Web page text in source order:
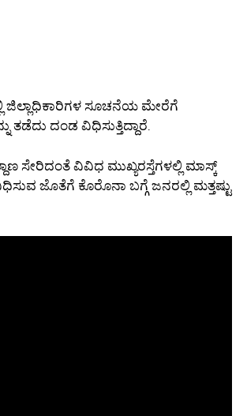
ಜಿಲ್ಲಾಧಿಕಾರಿಗಳ ಸೂಚನೆಯ ಮೇರೆಗೆ
ದಂಡ ವಿಧಿಸುತ್ತಿದ್ದಾರೆ.
ವಿವಿಧ ಮುಖ್ಯರಸ್ತೆಗಳಲ್ಲಿ ಮಾಸ್ಕ್
ಜೊತೆಗೆ ಕೊರೊನಾ ಬಗ್ಗೆ ಜನರಲ್ಲಿ ಮತ್ತಷ್ಟು